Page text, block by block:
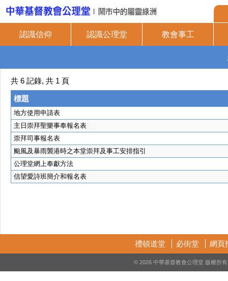
認識信仰 認識公理堂 教會事工
共 6 記錄, 共 1 頁
標題
地方使用申請表
主日崇拜聖樂事奉報名表
崇拜司事報名表
颱風及暴雨襲港時之本堂崇拜及事工安排指引
公理堂網上奉獻方法
信望愛詩班簡介和報名表
禮頓道堂 必街堂 網頁
© 2026 中華基督教會公理堂 版權所